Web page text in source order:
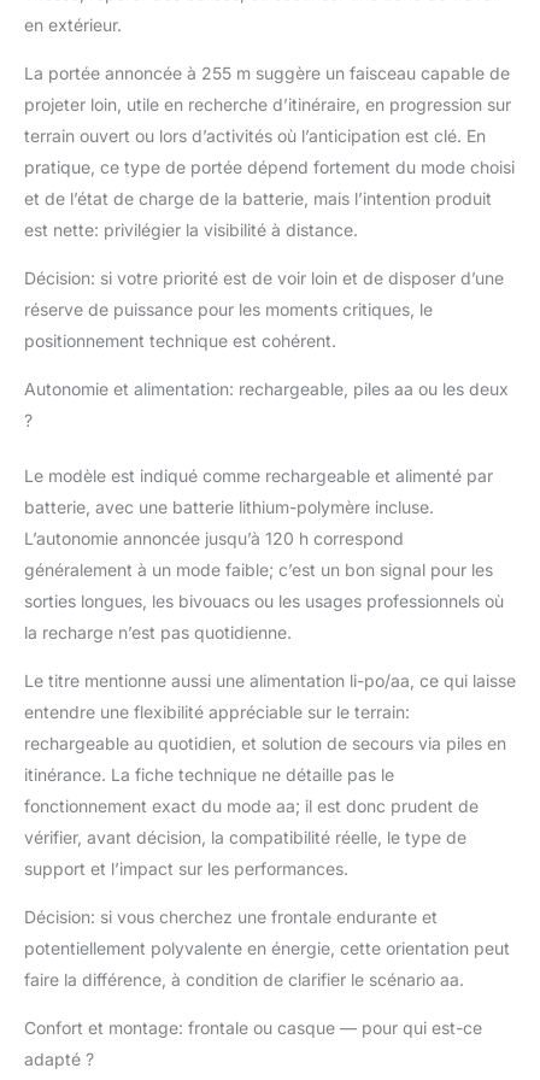
en extérieur.
La portée annoncée à 255 m suggère un faisceau capable de
projeter loin, utile en recherche d’itinéraire, en progression sur
terrain ouvert ou lors d’activités où l’anticipation est clé. En
pratique, ce type de portée dépend fortement du mode choisi
et de l’état de charge de la batterie, mais l’intention produit
est nette: privilégier la visibilité à distance.
Décision: si votre priorité est de voir loin et de disposer d’une
réserve de puissance pour les moments critiques, le
positionnement technique est cohérent.
Autonomie et alimentation: rechargeable, piles aa ou les deux
?
Le modèle est indiqué comme rechargeable et alimenté par
batterie, avec une batterie lithium-polymère incluse.
L’autonomie annoncée jusqu’à 120 h correspond
généralement à un mode faible; c’est un bon signal pour les
sorties longues, les bivouacs ou les usages professionnels où
la recharge n’est pas quotidienne.
Le titre mentionne aussi une alimentation li-po/aa, ce qui laisse
entendre une flexibilité appréciable sur le terrain:
rechargeable au quotidien, et solution de secours via piles en
itinérance. La fiche technique ne détaille pas le
fonctionnement exact du mode aa; il est donc prudent de
vérifier, avant décision, la compatibilité réelle, le type de
support et l’impact sur les performances.
Décision: si vous cherchez une frontale endurante et
potentiellement polyvalente en énergie, cette orientation peut
faire la différence, à condition de clarifier le scénario aa.
Confort et montage: frontale ou casque — pour qui est-ce
adapté ?